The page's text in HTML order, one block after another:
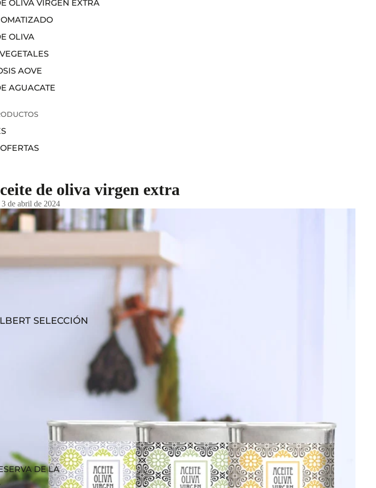
OLIVA VIRGEN EXTRA
OLIVA
AOVE
AGUACATE
SELECCIÓN
DE LA
de oliva virgen extra
3 de abril de 2024